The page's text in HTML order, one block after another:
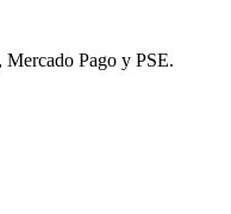
Pago y PSE.